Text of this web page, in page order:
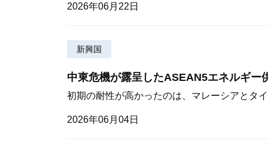
2026年06月22日
新興国
中東危機が露呈したASEAN5エネルギー
初期の耐性が高かったのは、マレーシアとタイ
2026年06月04日